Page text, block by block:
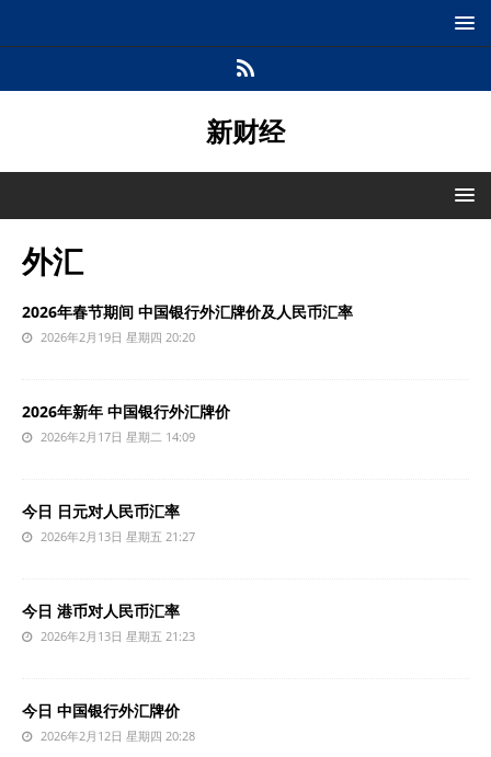
新财经
外汇
2026年春节期间 中国银行外汇牌价及人民币汇率
2026年2月19日 星期四 20:20
2026年新年 中国银行外汇牌价
2026年2月17日 星期二 14:09
今日 日元对人民币汇率
2026年2月13日 星期五 21:27
今日 港币对人民币汇率
2026年2月13日 星期五 21:23
今日 中国银行外汇牌价
2026年2月12日 星期四 20:28